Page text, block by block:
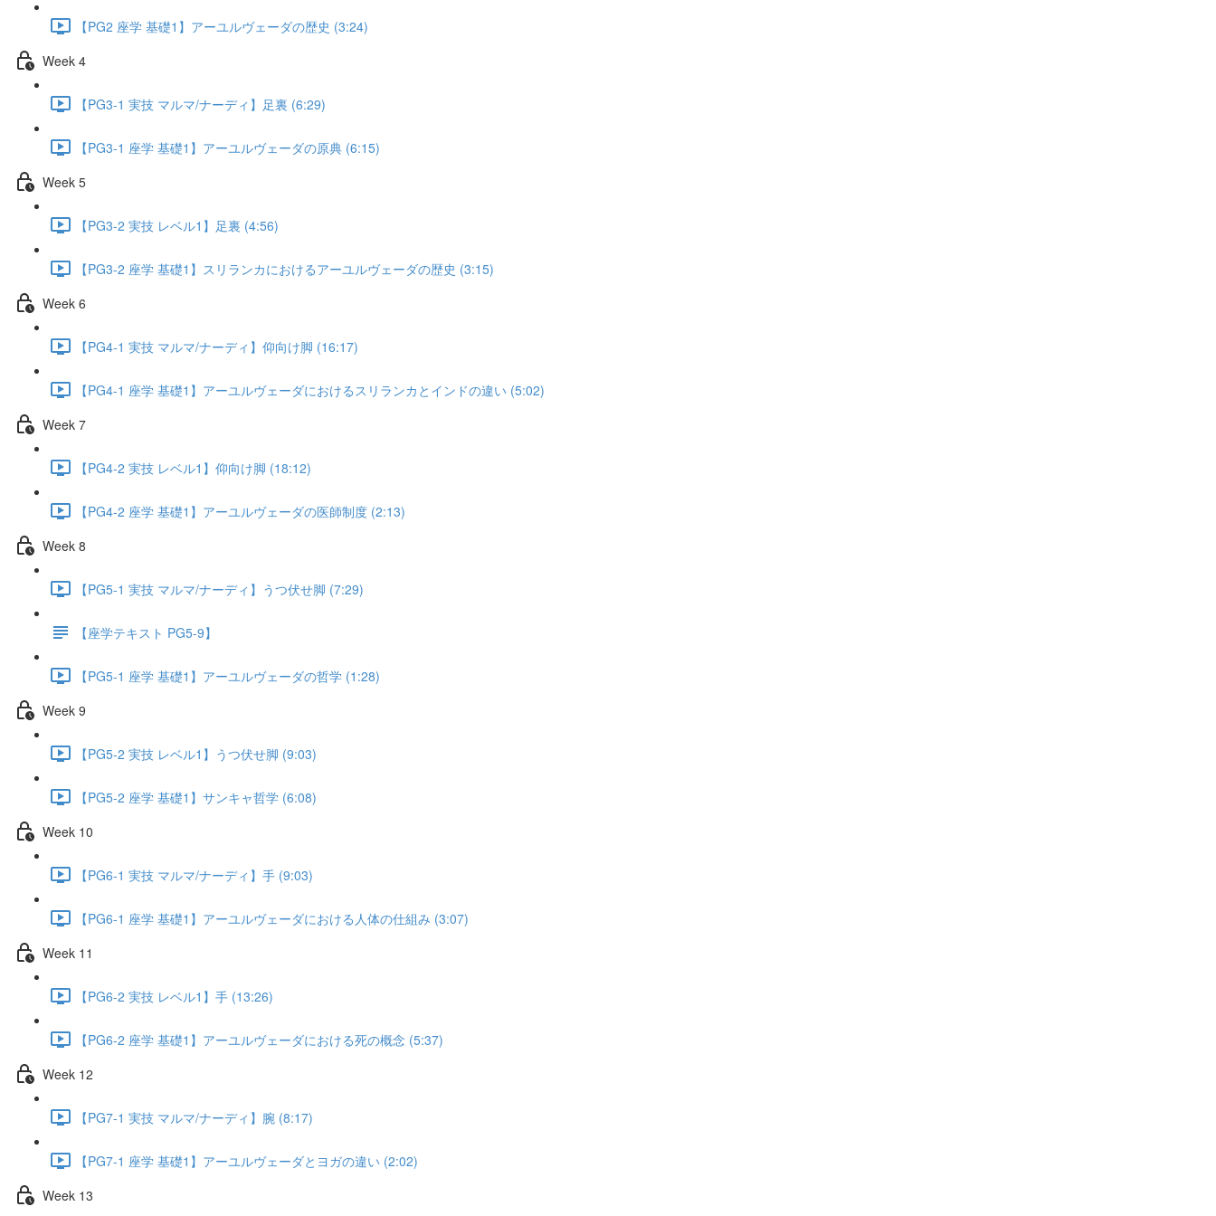
【PG2 座学 基礎1】アーユルヴェーダの歴史 (3:24)
Week 4
【PG3-1 実技 マルマ/ナーディ】足裏 (6:29)
【PG3-1 座学 基礎1】アーユルヴェーダの原典 (6:15)
Week 5
【PG3-2 実技 レベル1】足裏 (4:56)
【PG3-2 座学 基礎1】スリランカにおけるアーユルヴェーダの歴史 (3:15)
Week 6
【PG4-1 実技 マルマ/ナーディ】仰向け脚 (16:17)
【PG4-1 座学 基礎1】アーユルヴェーダにおけるスリランカとインドの違い (5:02)
Week 7
【PG4-2 実技 レベル1】仰向け脚 (18:12)
【PG4-2 座学 基礎1】アーユルヴェーダの医師制度 (2:13)
Week 8
【PG5-1 実技 マルマ/ナーディ】うつ伏せ脚 (7:29)
【座学テキスト PG5-9】
【PG5-1 座学 基礎1】アーユルヴェーダの哲学 (1:28)
Week 9
【PG5-2 実技 レベル1】うつ伏せ脚 (9:03)
【PG5-2 座学 基礎1】サンキャ哲学 (6:08)
Week 10
【PG6-1 実技 マルマ/ナーディ】手 (9:03)
【PG6-1 座学 基礎1】アーユルヴェーダにおける人体の仕組み (3:07)
Week 11
【PG6-2 実技 レベル1】手 (13:26)
【PG6-2 座学 基礎1】アーユルヴェーダにおける死の概念 (5:37)
Week 12
【PG7-1 実技 マルマ/ナーディ】腕 (8:17)
【PG7-1 座学 基礎1】アーユルヴェーダとヨガの違い (2:02)
Week 13